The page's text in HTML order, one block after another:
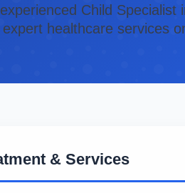
Child
healthcare services
& Services